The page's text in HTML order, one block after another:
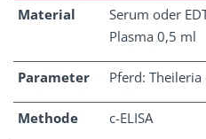
Material
Serum oder
Plasma 0,5 ml
Parameter Pferd:
Methode c-ELISA